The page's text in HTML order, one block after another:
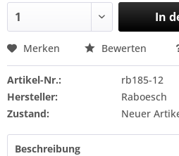
In
Merken Bewerten
Artikel-Nr.:
rb185-12
Hersteller:
Raboesch
Zustand:
Neuer
Beschreibung